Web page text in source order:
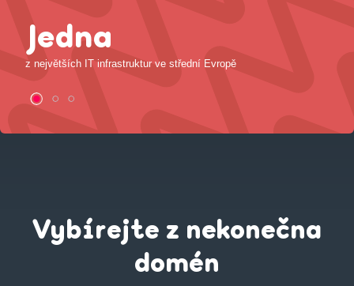
Jedna
z největších IT infrastruktur ve střední Evropě
Vybírejte z nekonečna
domén